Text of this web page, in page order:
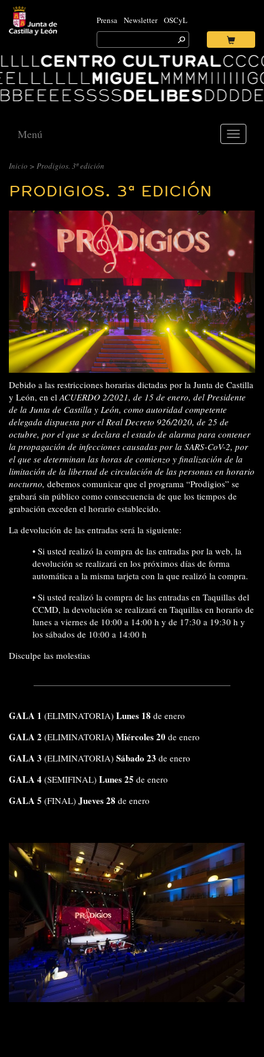
Prensa Newsletter OSCyL
Search
for:
Ok
Centro
Cultural
Miguel
Delibes
Toggle
Menú
Inicio > Prodigios. 3ª edición
PRODIGIOS. 3ª EDICIÓN
Debido a las restricciones horarias dictadas por la Junta de Castilla
y León, en el ACUERDO 2/2021, de 15 de enero, del Presidente
de la Junta de Castilla y León, como autoridad competente
delegada dispuesta por el Real Decreto 926/2020, de 25 de
octubre, por el que se declara el estado de alarma para contener
la propagación de infecciones causadas por la SARS-CoV-2, por
el que se determinan las horas de comienzo y finalización de la
limitación de la libertad de circulación de las personas en horario
nocturno, debemos comunicar que el programa “Prodigios” se
grabará sin público como consecuencia de que los tiempos de
grabación exceden el horario establecido.
La devolución de las entradas será la siguiente:
• Si usted realizó la compra de las entradas por la web, la
devolución se realizará en los próximos días de forma
automática a la misma tarjeta con la que realizó la compra.
• Si usted realizó la compra de las entradas en Taquillas del
CCMD, la devolución se realizará en Taquillas en horario de
lunes a viernes de 10:00 a 14:00 h y de 17:30 a 19:30 h y
los sábados de 10:00 a 14:00 h
Disculpe las molestias
GALA 1 (ELIMINATORIA) Lunes 18 de enero
GALA 2 (ELIMINATORIA) Miércoles 20 de enero
GALA 3 (ELIMINATORIA) Sábado 23 de enero
GALA 4 (SEMIFINAL) Lunes 25 de enero
GALA 5 (FINAL) Jueves 28 de enero